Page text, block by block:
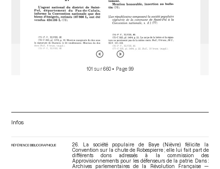
101 sur 660 • Page 99
Infos
RÉFÉRENCE BIBLIOGRAPHIQUE
26. La société populaire de Baye (Nièvre) félicite la
Convention sur la chute de Robespierre ; elle lui fait part de
différents dons adressés à la commission des
Approvisionnements pour les défenseurs de la patrie. Dans :
Archives parlementaires de la Révolution Française —